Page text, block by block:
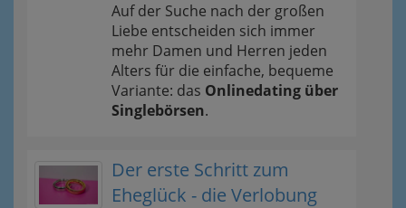
Auf der Suche nach der großen
Liebe entscheiden sich immer
mehr Damen und Herren jeden
Alters für die einfache, bequeme
Variante: das Onlinedating über
Singlebörsen.
Der erste Schritt zum
Eheglück - die Verlobung